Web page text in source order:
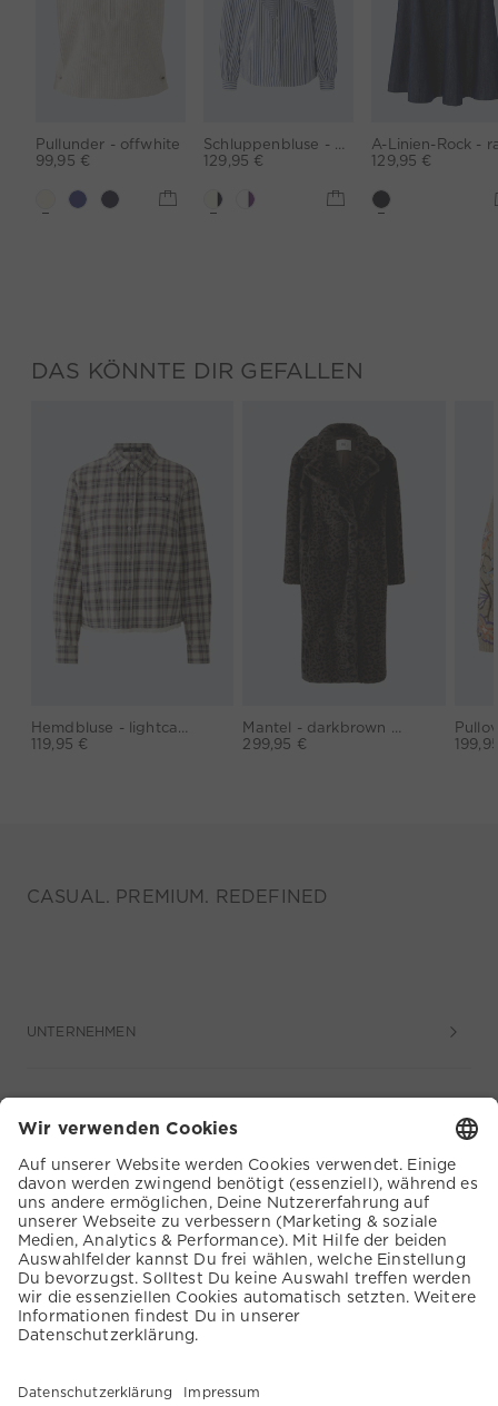
Pullunder - offwhite
99,95 €
129,95 €
129,95 €
DAS KÖNNTE DIR GEFALLEN
119,95 €
299,95 €
CASUAL. PREMIUM. REDEFINED
UNTERNEHMEN
SERVICE
KUNDENSERVICE